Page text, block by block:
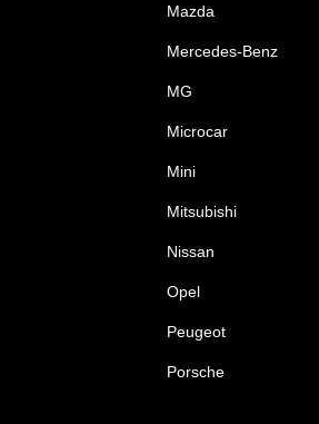
Mazda
Mercedes-Benz
MG
Microcar
Mini
Mitsubishi
Nissan
Opel
Peugeot
Porsche